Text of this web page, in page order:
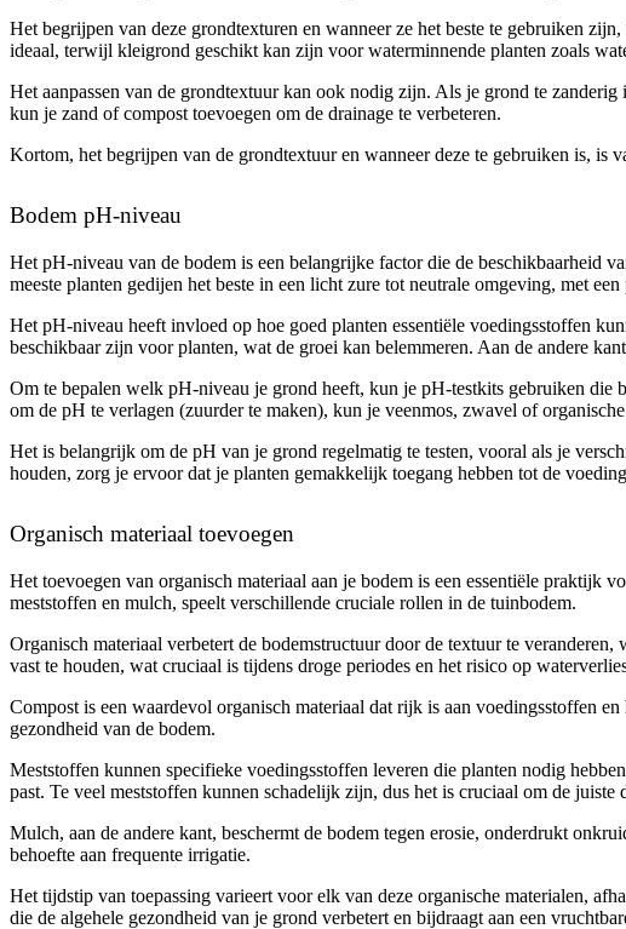
Het begrijpen van deze grondtexturen en wanneer ze het beste te gebruiken
ideaal, terwijl kleigrond geschikt kan zijn voor waterminnende planten zoals
Het aanpassen van de grondtextuur kan ook nodig zijn. Als je grond te
kun je zand of compost toevoegen om de drainage te verbeteren.
Kortom, het begrijpen van de grondtextuur en wanneer deze te gebruiken is, is
Bodem pH-niveau
Het pH-niveau van de bodem is een belangrijke factor die de beschikbaarheid
meeste planten gedijen het beste in een licht zure tot neutrale omgeving, met een
Het pH-niveau heeft invloed op hoe goed planten essentiële voedingsstoffen
beschikbaar zijn voor planten, wat de groei kan belemmeren. Aan de andere
Om te bepalen welk pH-niveau je grond heeft, kun je pH-testkits gebruiken die
om de pH te verlagen (zuurder te maken), kun je veenmos, zwavel of
Het is belangrijk om de pH van je grond regelmatig te testen, vooral als je
houden, zorg je ervoor dat je planten gemakkelijk toegang hebben tot de
Organisch materiaal toevoegen
Het toevoegen van organisch materiaal aan je bodem is een essentiële praktijk
meststoffen en mulch, speelt verschillende cruciale rollen in de tuinbodem.
Organisch materiaal verbetert de bodemstructuur door de textuur te
vast te houden, wat cruciaal is tijdens droge periodes en het risico op
Compost is een waardevol organisch materiaal dat rijk is aan voedingsstoffen
gezondheid van de bodem.
Meststoffen kunnen specifieke voedingsstoffen leveren die planten nodig
past. Te veel meststoffen kunnen schadelijk zijn, dus het is cruciaal om de juiste
Mulch, aan de andere kant, beschermt de bodem tegen erosie, onderdrukt
behoefte aan frequente irrigatie.
Het tijdstip van toepassing varieert voor elk van deze organische materialen,
die de algehele gezondheid van je grond verbetert en bijdraagt aan een